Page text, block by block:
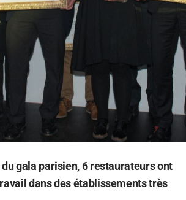
gala parisien, 6 restaurateurs ont
dans des établissements très